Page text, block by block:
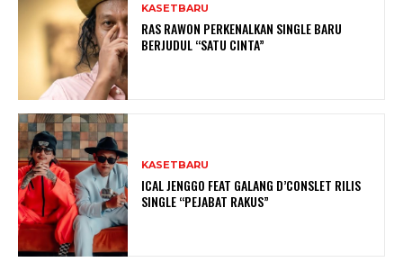
KASETBARU
RAS RAWON PERKENALKAN SINGLE BARU
BERJUDUL “SATU CINTA”
KASETBARU
ICAL JENGGO FEAT GALANG D’CONSLET RILIS
SINGLE “PEJABAT RAKUS”